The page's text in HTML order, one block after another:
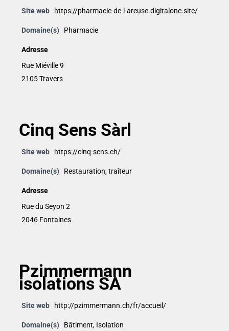
Site web https://pharmacie-de-l-areuse.digitalone.site/
Domaine(s) Pharmacie
Adresse
Rue Miéville 9
2105 Travers
Cinq Sens Sàrl
Site web https://cinq-sens.ch/
Domaine(s) Restauration,traîteur
Adresse
Rue du Seyon 2
2046 Fontaines
Pzimmermann
isolations SA
Site web http://pzimmermann.ch/fr/accueil/
Domaine(s) Bâtiment, Isolation